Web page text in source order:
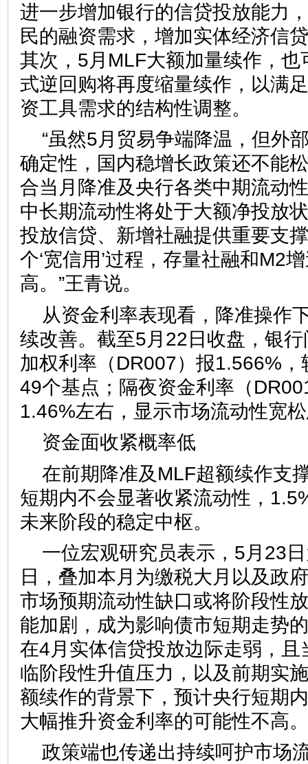
进一步增加银行的信贷投放能力
民的融资需求，增加实体经济信
其次，5月MLF大额加量续作，
式逆回购将再度缩量续作，以满
资工具需求的结构性调整。
“虽然5月贸易争端降温，但外
确定性，国内稳增长政策还不能
合当月降准及央行各类中期流动
中长期流动性将处于大额净投放
投放信贷、新增社融提供重要支
个‘宽信用’过程，存量社融和M2
高。”王青说。
从资金利率表现看，降准操作
续改善。截至5月22日收盘，银
加权利率（DR007）报1.566%
49个基点；隔夜资金利率（
1.46%左右，显示市场流动性宽
资金面收紧概率低
在前期降准及MLF超额续作支
短期内不会显著收紧流动性，
未来阶段的稳定中枢。
一位宏观研究员表示，5月23
日，叠加本月为缴税大月以及政
市场预期流动性缺口或将阶段性
能加剧，成为影响债市短期走势
在4月实体信贷投放边际走弱，
临阶段性升值压力，以及前期实
额续作的背景下，预计央行短期
大幅推升资金利率的可能性不高。
政策端也传递出持续呵护市场